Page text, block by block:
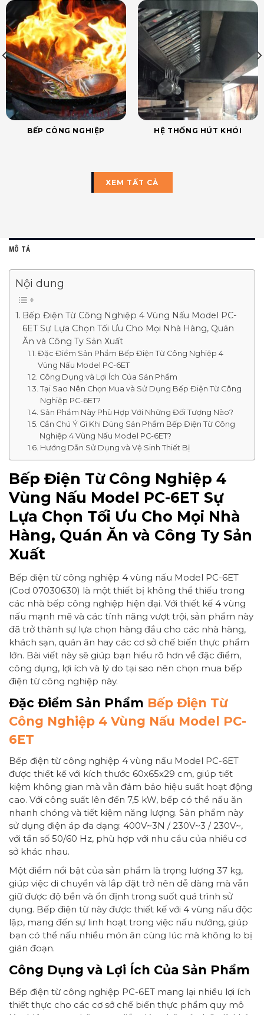
BẾP CÔNG NGHIỆP HỆ THỐNG HÚT KHÓI
XEM TẤT CẢ
MÔ TẢ
Nội dung
Bếp Điện Từ Công Nghiệp 4 Vùng Nấu Model PC-
6ET Sự Lựa Chọn Tối Ưu Cho Mọi Nhà Hàng, Quán
Ăn và Công Ty Sản Xuất
Đặc Điểm Sản Phẩm Bếp Điện Từ Công Nghiệp 4
Vùng Nấu Model PC-6ET
Công Dụng và Lợi Ích Của Sản Phẩm
Tại Sao Nên Chọn Mua và Sử Dụng Bếp Điện Từ Công
Nghiệp PC-6ET?
Sản Phẩm Này Phù Hợp Với Những Đối Tượng Nào?
Cần Chú Ý Gì Khi Dùng Sản Phẩm Bếp Điện Từ Công
Nghiệp 4 Vùng Nấu Model PC-6ET?
Hướng Dẫn Sử Dụng và Vệ Sinh Thiết Bị
Bếp Điện Từ Công Nghiệp 4
Vùng Nấu Model PC-6ET Sự
Lựa Chọn Tối Ưu Cho Mọi Nhà
Hàng, Quán Ăn và Công Ty Sản
Xuất
Bếp điện từ công nghiệp 4 vùng nấu Model PC-6ET
(Cod 07030630) là một thiết bị không thể thiếu trong
các nhà bếp công nghiệp hiện đại. Với thiết kế 4 vùng
nấu mạnh mẽ và các tính năng vượt trội, sản phẩm này
đã trở thành sự lựa chọn hàng đầu cho các nhà hàng,
khách sạn, quán ăn hay các cơ sở chế biến thực phẩm
lớn. Bài viết này sẽ giúp bạn hiểu rõ hơn về đặc điểm,
công dụng, lợi ích và lý do tại sao nên chọn mua bếp
điện từ công nghiệp này.
Đặc Điểm Sản Phẩm Bếp Điện Từ
Công Nghiệp 4 Vùng Nấu Model PC-
6ET
Bếp điện từ công nghiệp 4 vùng nấu Model PC-6ET
được thiết kế với kích thước 60x65x29 cm, giúp tiết
kiệm không gian mà vẫn đảm bảo hiệu suất hoạt động
cao. Với công suất lên đến 7,5 kW, bếp có thể nấu ăn
nhanh chóng và tiết kiệm năng lượng. Sản phẩm này
sử dụng điện áp đa dạng: 400V~3N / 230V~3 / 230V~,
với tần số 50/60 Hz, phù hợp với nhu cầu của nhiều cơ
sở khác nhau.
Một điểm nổi bật của sản phẩm là trọng lượng 37 kg,
giúp việc di chuyển và lắp đặt trở nên dễ dàng mà vẫn
giữ được độ bền và ổn định trong suốt quá trình sử
dụng. Bếp điện từ này được thiết kế với 4 vùng nấu độc
lập, mang đến sự linh hoạt trong việc nấu nướng, giúp
bạn có thể nấu nhiều món ăn cùng lúc mà không lo bị
gián đoạn.
Công Dụng và Lợi Ích Của Sản Phẩm
Bếp điện từ công nghiệp PC-6ET mang lại nhiều lợi ích
thiết thực cho các cơ sở chế biến thực phẩm quy mô